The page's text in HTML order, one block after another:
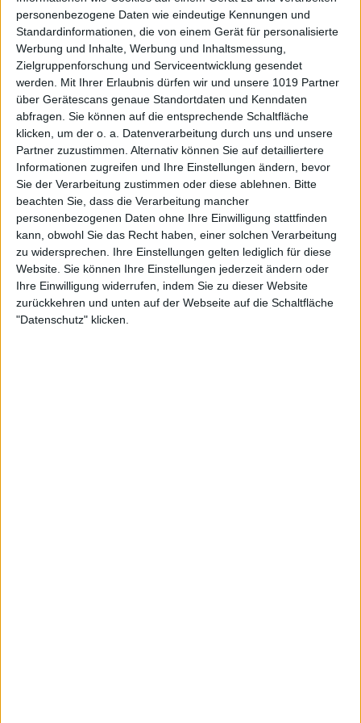
personenbezogene Daten wie eindeutige Kennungen und
Standardinformationen, die von einem Gerät für personalisierte
Werbung und Inhalte, Werbung und Inhaltsmessung,
Zielgruppenforschung und Serviceentwicklung gesendet
werden.
Mit Ihrer Erlaubnis dürfen wir und unsere 1019 Partner
über Gerätescans genaue Standortdaten und Kenndaten
abfragen. Sie können auf die entsprechende Schaltfläche
klicken, um der o. a. Datenverarbeitung durch uns und unsere
Partner zuzustimmen. Alternativ können Sie auf detailliertere
Informationen zugreifen und Ihre Einstellungen ändern, bevor
Sie der Verarbeitung zustimmen oder diese ablehnen.
Bitte
beachten Sie, dass die Verarbeitung mancher
personenbezogenen Daten ohne Ihre Einwilligung stattfinden
kann, obwohl Sie das Recht haben, einer solchen Verarbeitung
zu widersprechen. Ihre Einstellungen gelten lediglich für diese
Website. Sie können Ihre Einstellungen jederzeit ändern oder
Ihre Einwilligung widerrufen, indem Sie zu dieser Website
zurückkehren und unten auf der Webseite auf die Schaltfläche
"Datenschutz" klicken.